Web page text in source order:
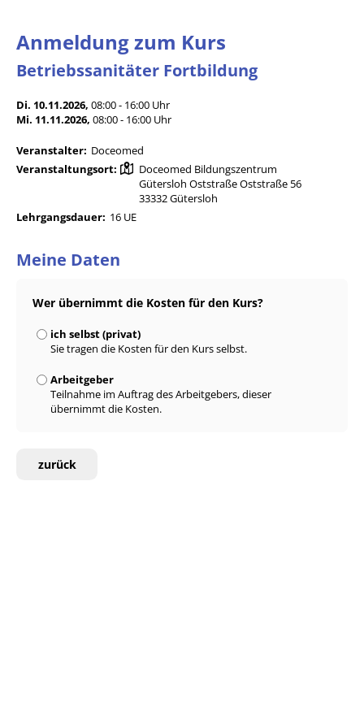
Anmeldung zum Kurs
Betriebssanitäter Fortbildung
Di. 10.11.2026, 08:00 - 16:00 Uhr
Mi. 11.11.2026, 08:00 - 16:00 Uhr
Veranstalter: Doceomed
Veranstaltungsort:
Doceomed Bildungszentrum
Gütersloh Oststraße Oststraße 56
33332 Gütersloh
Lehrgangsdauer: 16 UE
Meine Daten
Wer übernimmt die Kosten für den Kurs?
ich selbst (privat)
Sie tragen die Kosten für den Kurs selbst.
Arbeitgeber
Teilnahme im Auftrag des Arbeitgebers, dieser
übernimmt die Kosten.
zurück